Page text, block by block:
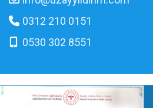
0312 210 0151
0530 302 8551